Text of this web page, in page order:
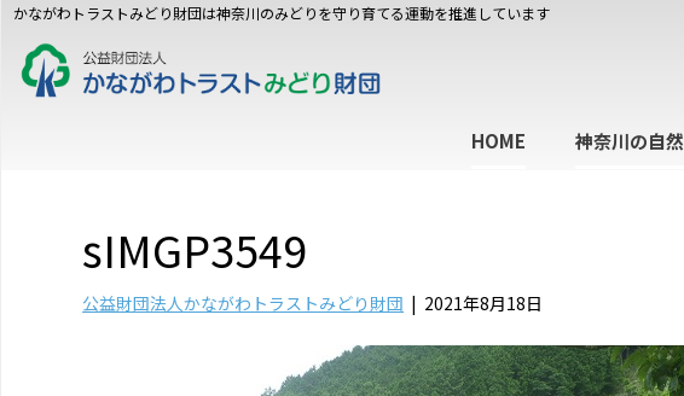
かながわトラストみどり財団は神奈川のみどりを守り育てる運動を推進しています
HOME 神奈川の自然
sIMGP3549
公益財団法人かながわトラストみどり財団 | 2021年8月18日